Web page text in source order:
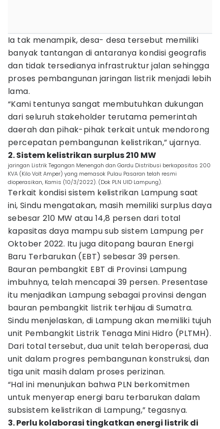
Ia tak menampik, desa- desa tersebut memiliki
banyak tantangan di antaranya kondisi geografis
dan tidak tersedianya infrastruktur jalan sehingga
proses pembangunan jaringan listrik menjadi lebih
lama.
“Kami tentunya sangat membutuhkan dukungan
dari seluruh stakeholder terutama pemerintah
daerah dan pihak-pihak terkait untuk mendorong
percepatan pembangunan kelistrikan,” ujarnya.
2. Sistem kelistrikan surplus 210 MW
jaringan Listrik Tegangan Menengah dan Gardu Distribusi berkapasitas 200
KVA (Kilo Volt Amper) yang memasok Pulau Pasaran telah resmi
dioperasikan, Kamis (10/3/2022). (Dok PLN UID Lampung).
Terkait kondisi sistem kelistrikan Lampung saat
ini, Sindu mengatakan, masih memiliki surplus daya
sebesar 210 MW atau 14,8 persen dari total
kapasitas daya mampu sub sistem Lampung per
Oktober 2022. Itu juga ditopang bauran Energi
Baru Terbarukan (EBT) sebesar 39 persen.
Bauran pembangkit EBT di Provinsi Lampung
imbuhnya, telah mencapai 39 persen. Presentase
itu menjadikan Lampung sebagai provinsi dengan
bauran pembangkit listrik terhijau di Sumatra.
Sindu menjelaskan, di Lampung akan memiliki tujuh
unit Pembangkit Listrik Tenaga Mini Hidro (PLTMH).
Dari total tersebut, dua unit telah beroperasi, dua
unit dalam progres pembangunan konstruksi, dan
tiga unit masih dalam proses perizinan.
“Hal ini menunjukan bahwa PLN berkomitmen
untuk menyerap energi baru terbarukan dalam
subsistem kelistrikan di Lampung,” tegasnya.
3. Perlu kolaborasi tingkatkan energi listrik di